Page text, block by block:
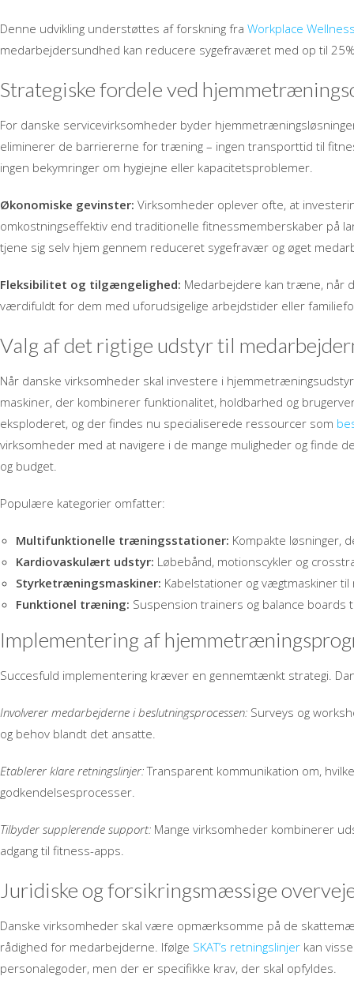
Denne udvikling understøttes af forskning fra Workplace
medarbejdersundhed kan reducere sygefraværet med op til
Strategiske fordele ved
For danske servicevirksomheder byder
eliminerer de barriererne for træning – ingen transporttid til
ingen bekymringer om hygiejne eller kapacitetsproblemer.
Økonomiske gevinster: Virksomheder oplever ofte, at
omkostningseffektiv end traditionelle fitnessmemberskaber på
tjene sig selv hjem gennem reduceret sygefravær og øget
Fleksibilitet og tilgængelighed: Medarbejdere kan træne, når
værdifuldt for dem med uforudsigelige arbejdstider eller
Valg af det rigtige udstyr til
Når danske virksomheder skal investere i
maskiner, der kombinerer funktionalitet, holdbarhed og
eksploderet, og der findes nu specialiserede ressourcer som
virksomheder med at navigere i de mange muligheder og finde
og budget.
Populære kategorier omfatter:
Multifunktionelle træningsstationer: Kompakte løsninger,
Kardiovaskulært udstyr: Løbebånd, motionscykler og
Styrketræningsmaskiner: Kabelstationer og vægtmaskiner til
Funktionel træning: Suspension trainers og balance boards
Implementering af
Succesfuld implementering kræver en gennemtænkt strategi.
Involverer medarbejderne i beslutningsprocessen: Surveys og
og behov blandt det ansatte.
Etablerer klare retningslinjer:Transparent kommunikation om,
godkendelsesprocesser.
Tilbyder supplerende support: Mange virksomheder kombinerer
adgang til fitness-apps.
Juridiske og forsikringsmæssige
Danske virksomheder skal være opmærksomme på de
rådighed for medarbejderne. Ifølge SKAT’s retningslinjer kan
personalegoder, men der er specifikke krav, der skal opfyldes.